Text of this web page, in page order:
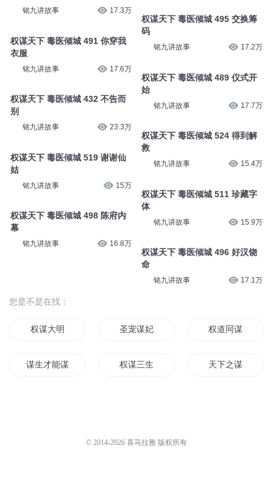
铭九讲故事 17.3万
权谋天下 毒医倾城 491 你穿我
衣服
铭九讲故事 17.6万
权谋天下 毒医倾城 432 不告而
别
铭九讲故事 23.3万
权谋天下 毒医倾城 519 谢谢仙
姑
铭九讲故事 15万
权谋天下 毒医倾城 498 陈府内
幕
铭九讲故事 16.8万
权谋天下 毒医倾城 495 交换筹
码
铭九讲故事 17.2万
权谋天下 毒医倾城 489 仪式开
始
铭九讲故事 17.7万
权谋天下 毒医倾城 524 得到解
救
铭九讲故事 15.4万
权谋天下 毒医倾城 511 珍藏字
体
铭九讲故事 15.9万
权谋天下 毒医倾城 496 好汉饶
命
铭九讲故事 17.1万
您是不是在找：
权谋大明 圣宠谋妃 权道同谋
谋生才能谋爱 权谋三生 天下之谋
© 2014-2026 喜马拉雅 版权所有